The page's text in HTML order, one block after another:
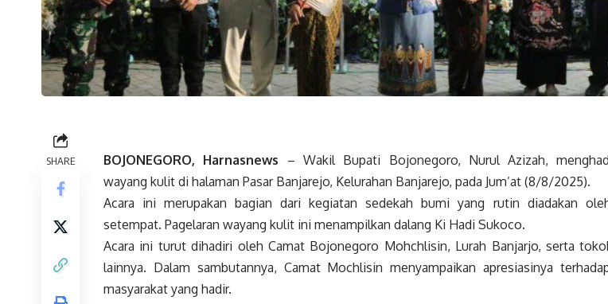
SHARE BOJONEGORO, Harnasnews – Wakil Bupati Bojonegoro, Nurul Azizah,
wayang kulit di halaman Pasar Banjarejo, Kelurahan Banjarejo, pada Jum’at (8/8/2025).
Acara ini merupakan bagian dari kegiatan sedekah bumi yang rutin diadakan
setempat. Pagelaran wayang kulit ini menampilkan dalang Ki Hadi Sukoco.
Acara ini turut dihadiri oleh Camat Bojonegoro Mohchlisin, Lurah Banjarjo, serta
lainnya. Dalam sambutannya, Camat Mochlisin menyampaikan apresiasinya
masyarakat yang hadir.